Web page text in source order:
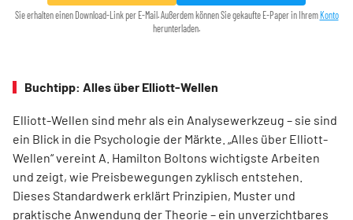
Sie erhalten einen Download-Link per E-Mail. Außerdem können Sie gekaufte E-Paper in Ihrem Konto
herunterladen.
Buchtipp: Alles über Elliott-Wellen
Elliott-Wellen sind mehr als ein Analysewerkzeug – sie sind
ein Blick in die Psychologie der Märkte. „Alles über Elliott-
Wellen“ vereint A. Hamilton Boltons wichtigste Arbeiten
und zeigt, wie Preisbewegungen zyklisch entstehen.
Dieses Standardwerk erklärt Prinzipien, Muster und
praktische Anwendung der Theorie – ein unverzichtbares